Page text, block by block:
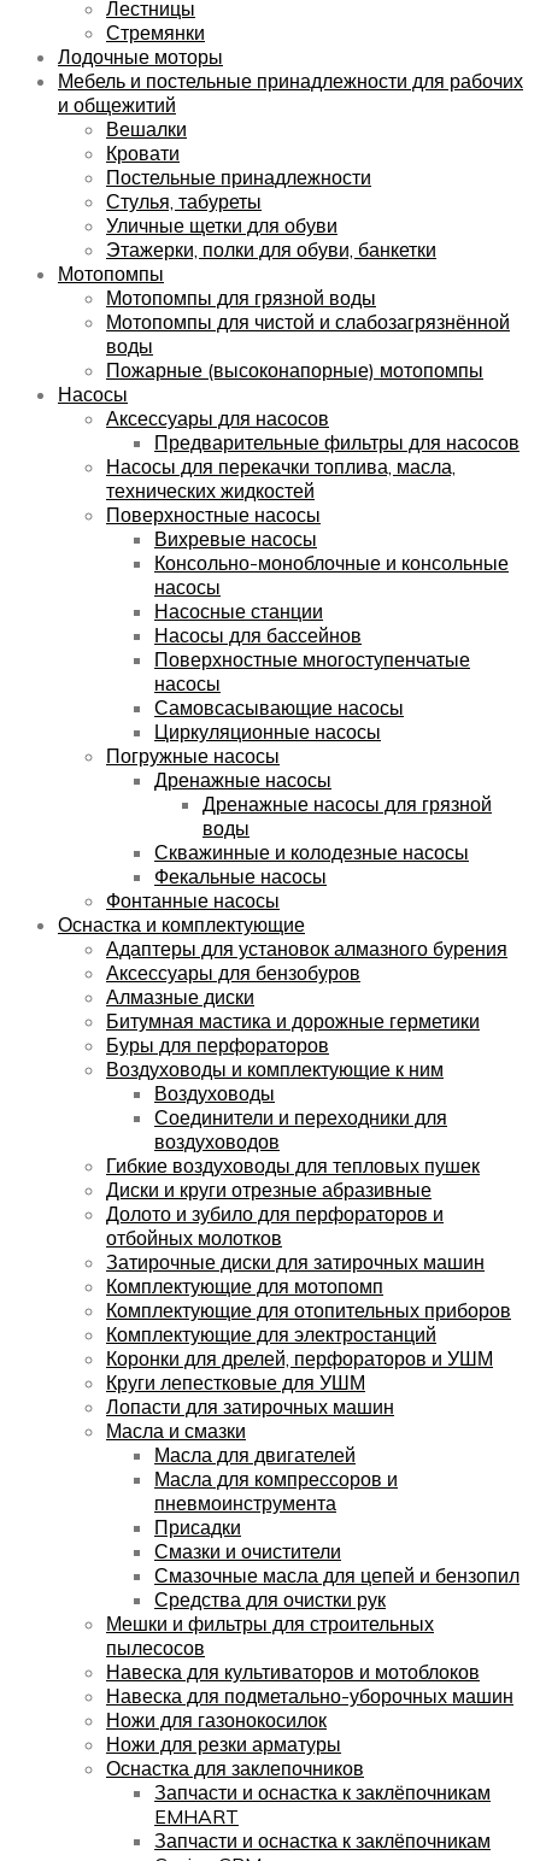
Лестницы
Стремянки
Лодочные моторы
Мебель и постельные принадлежности для рабочих
и общежитий
Вешалки
Кровати
Постельные принадлежности
Стулья, табуреты
Уличные щетки для обуви
Этажерки, полки для обуви, банкетки
Мотопомпы
Мотопомпы для грязной воды
Мотопомпы для чистой и слабозагрязнённой
воды
Пожарные (высоконапорные) мотопомпы
Насосы
Аксессуары для насосов
Предварительные фильтры для насосов
Насосы для перекачки топлива, масла,
технических жидкостей
Поверхностные насосы
Вихревые насосы
Консольно-моноблочные и консольные
насосы
Насосные станции
Насосы для бассейнов
Поверхностные многоступенчатые
насосы
Самовсасывающие насосы
Циркуляционные насосы
Погружные насосы
Дренажные насосы
Дренажные насосы для грязной
воды
Скважинные и колодезные насосы
Фекальные насосы
Фонтанные насосы
Оснастка и комплектующие
Адаптеры для установок алмазного бурения
Аксессуары для бензобуров
Алмазные диски
Битумная мастика и дорожные герметики
Буры для перфораторов
Воздуховоды и комплектующие к ним
Воздуховоды
Соединители и переходники для
воздуховодов
Гибкие воздуховоды для тепловых пушек
Диски и круги отрезные абразивные
Долото и зубило для перфораторов и
отбойных молотков
Затирочные диски для затирочных машин
Комплектующие для мотопомп
Комплектующие для отопительных приборов
Комплектующие для электростанций
Коронки для дрелей, перфораторов и УШМ
Круги лепестковые для УШМ
Лопасти для затирочных машин
Масла и смазки
Масла для двигателей
Масла для компрессоров и
пневмоинструмента
Присадки
Смазки и очистители
Смазочные масла для цепей и бензопил
Средства для очистки рук
Мешки и фильтры для строительных
пылесосов
Навеска для культиваторов и мотоблоков
Навеска для подметально-уборочных машин
Ножи для газонокосилок
Ножи для резки арматуры
Оснастка для заклепочников
Запчасти и оснастка к заклёпочникам
EMHART
Запчасти и оснастка к заклёпочникам